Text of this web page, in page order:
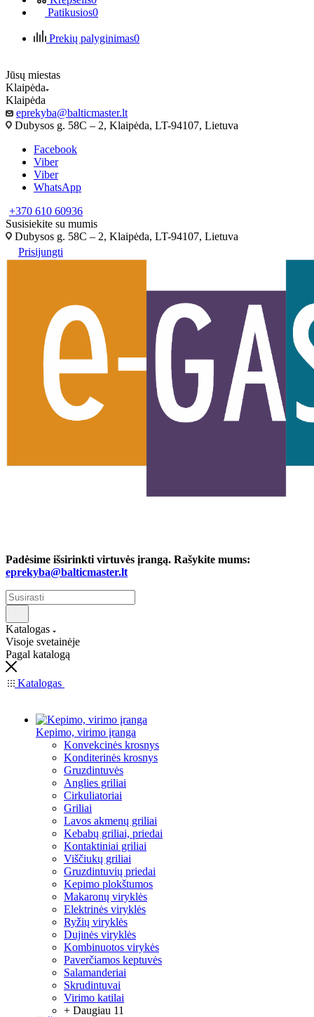
Patikusios0
Prekių palyginimas0
Jūsų miestas
Klaipėda
Klaipėda
eprekyba@balticmaster.lt
Dubysos g. 58C – 2, Klaipėda, LT-94107, Lietuva
Facebook
Viber
Viber
WhatsApp
+370 610 60936
Susisiekite su mumis
Dubysos g. 58C – 2, Klaipėda, LT-94107, Lietuva
Prisijungti
Padėsime išsirinkti virtuvės įrangą. Rašykite mums:
eprekyba@balticmaster.lt
Katalogas
Visoje svetainėje
Pagal katalogą
Katalogas
Kepimo, virimo įranga
Konvekcinės krosnys
Konditerinės krosnys
Gruzdintuvės
Anglies griliai
Cirkuliatoriai
Griliai
Lavos akmenų griliai
Kebabų griliai, priedai
Kontaktiniai griliai
Viščiukų griliai
Gruzdintuvių priedai
Kepimo plokštumos
Makaronų viryklės
Elektrinės viryklės
Ryžių viryklės
Dujinės viryklės
Kombinuotos virykės
Paverčiamos keptuvės
Salamanderiai
Skrudintuvai
Virimo katilai
+ Daugiau 11